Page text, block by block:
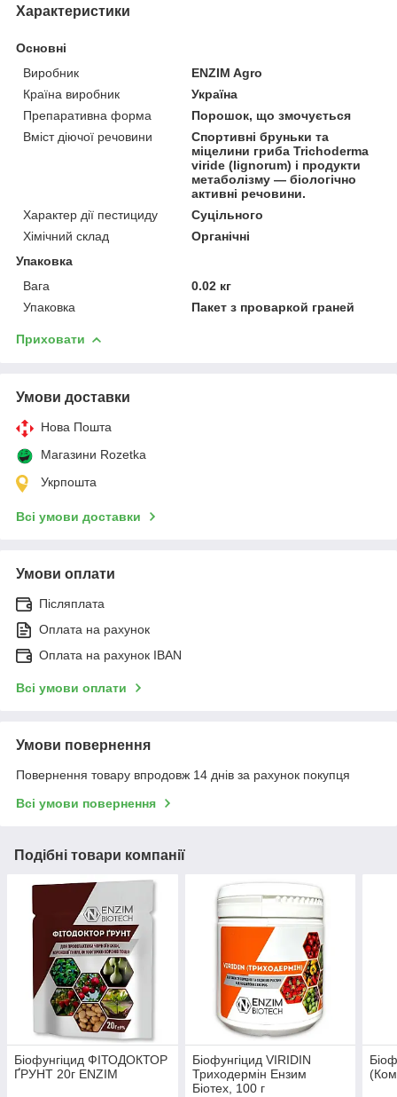
Характеристики
Основні
Виробник
ENZIM Agro
Країна виробник
Україна
Препаративна форма
Порошок, що змочується
Вміст діючої речовини
Спортивні бруньки та
міцелини гриба Trichoderma
viride (lignorum) і продукти
метаболізму — біологічно
активні речовини.
Характер дії пестициду
Суцільного
Хімічний склад
Органічні
Упаковка
Вага
0.02 кг
Упаковка
Пакет з проваркой граней
Приховати
Умови доставки
Нова Пошта
Магазини Rozetka
Укрпошта
Всі умови доставки
Умови оплати
Післяплата
Оплата на рахунок
Оплата на рахунок IBAN
Всі умови оплати
Умови повернення
Повернення товару впродовж 14 днів за рахунок покупця
Всі умови повернення
Подібні товари компанії
Біофунгіцид ФІТОДОКТОР
ҐРУНТ 20г ENZIM
Біофунгіцид VIRIDIN
Триходермін Ензим
Біотех, 100 г